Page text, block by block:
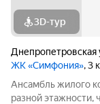
3D-тур
Днепропетровская
ЖК «Симфония», 3
Ансамбль жилого
разной этажности,